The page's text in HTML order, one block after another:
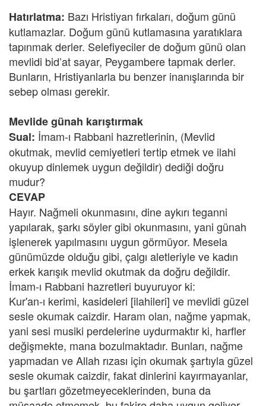
Hatırlatma: Bazı Hristiyan fırkaları, doğum günü
kutlamazlar. Doğum günü kutlamasına yaratıklara
tapınmak derler. Selefiyeciler de doğum günü olan
mevlidi bid’at sayar, Peygambere tapmak derler.
Bunların, Hristiyanlarla bu benzer inanışlarında bir
sebep olması gerekir.
Mevlide günah karıştırmak
Sual: İmam-ı Rabbani hazretlerinin, (Mevlid
okutmak, mevlid cemiyetleri tertip etmek ve ilahi
okuyup dinlemek uygun değildir) dediği doğru
mudur?
CEVAP
Hayır. Nağmeli okunmasını, dine aykırı teganni
yapılarak, şarkı söyler gibi okunmasını, yani günah
işlenerek yapılmasını uygun görmüyor. Mesela
günümüzde olduğu gibi, çalgı aletleriyle ve kadın
erkek karışık mevlid okutmak da doğru değildir.
İmam-ı Rabbani hazretleri buyuruyor ki:
Kur'an-ı kerimi, kasideleri [ilahileri] ve mevlidi güzel
sesle okumak caizdir. Haram olan, nağme yapmak,
yani sesi musiki perdelerine uydurmaktır ki, harfler
değişmekte, mana bozulmaktadır. Bunları, nağme
yapmadan ve Allah rızası için okumak şartıyla güzel
sesle okumak caizdir, fakat dinlerini kayırmayanlar,
bu şartları gözetmeyeceklerinden, buna da